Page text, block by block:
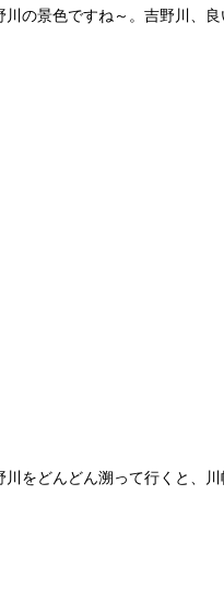
川の景色ですね～。吉野川、良
川をどんどん溯って行くと、